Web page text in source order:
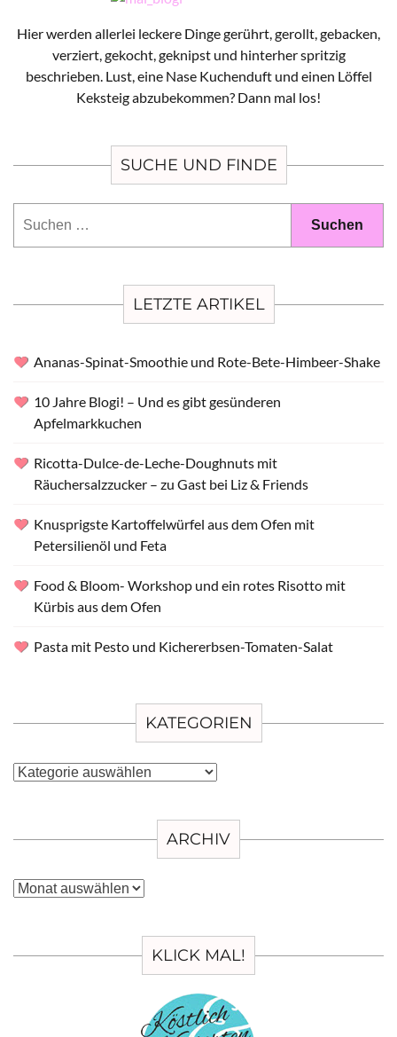
Hier werden allerlei leckere Dinge gerührt, gerollt, gebacken,
verziert, gekocht, geknipst und hinterher spritzig
beschrieben. Lust, eine Nase Kuchenduft und einen Löffel
Keksteig abzubekommen? Dann mal los!
SUCHE UND FINDE
LETZTE ARTIKEL
Ananas-Spinat-Smoothie und Rote-Bete-Himbeer-Shake
10 Jahre Blogi! – Und es gibt gesünderen
Apfelmarkkuchen
Ricotta-Dulce-de-Leche-Doughnuts mit
Räuchersalzzucker – zu Gast bei Liz & Friends
Knusprigste Kartoffelwürfel aus dem Ofen mit
Petersilienöl und Feta
Food & Bloom- Workshop und ein rotes Risotto mit
Kürbis aus dem Ofen
Pasta mit Pesto und Kichererbsen-Tomaten-Salat
KATEGORIEN
Kategorien
ARCHIV
Archiv
KLICK MAL!